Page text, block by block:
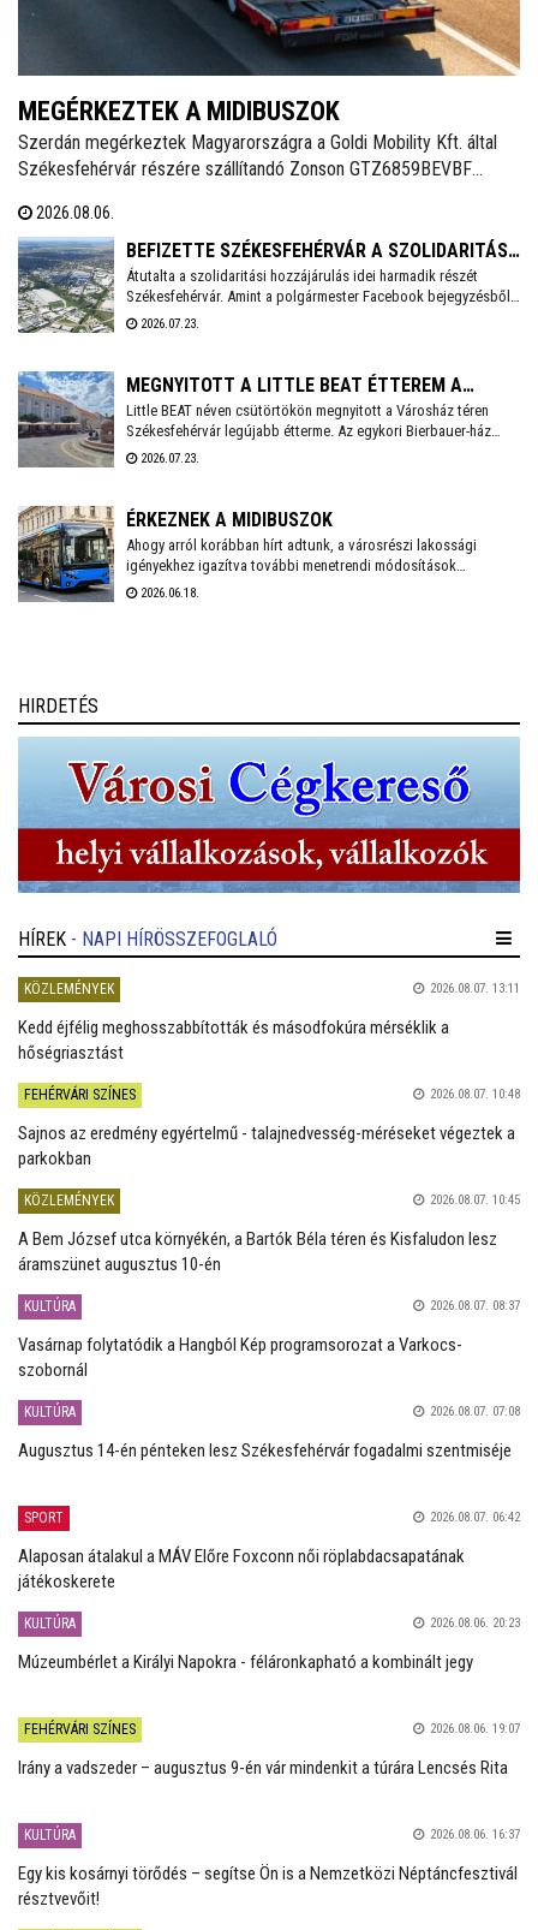
MEGÉRKEZTEK A MIDIBUSZOK
Szerdán megérkeztek Magyarországra a Goldi Mobility Kft. által
Székesfehérvár részére szállítandó Zonson GTZ6859BEVBF
hosszú járműveket nettó 126,23 millió forintos darabonkénti
vételáron szerzi be Székesfehérvár.
2026.08.06.
BEFIZETTE SZÉKESFEHÉRVÁR A SZOLIDARITÁSI
HOZZÁJÁRULÁS AKTUÁLIS RÉSZLETÉT
Átutalta a szolidaritási hozzájárulás idei harmadik részét
Székesfehérvár. Amint a polgármester Facebook bejegyzésből
kiderül, idén még 3,6 milliárd forintot kell befizetnie a városnak.
2026.07.23.
MEGNYITOTT A LITTLE BEAT ÉTTEREM A
VÁROSHÁZ TÉREN
Little BEAT néven csütörtökön megnyitott a Városház téren
Székesfehérvár legújabb étterme. Az egykori Bierbauer-ház
helyén 2010 óta a Pátria étterem működött egészen tavaly év
Kft. nyerte, mely többek között a Beat éttermet is évek óta nagy
2026.07.23.
ÉRKEZNEK A MIDIBUSZOK
Ahogy arról korábban hírt adtunk, a városrészi lakossági
igényekhez igazítva további menetrendi módosítások
várhatóak Székesfehérvár helyi közösségi közlekedésében.
2026.06.18.
HIRDETÉS
HÍREK - NAPI HÍRÖSSZEFOGLALÓ
KÖZLEMÉNYEK 2026.08.07. 13:11
Kedd éjfélig meghosszabbították és másodfokúra mérséklik a
hőségriasztást
FEHÉRVÁRI SZÍNES 2026.08.07. 10:48
Sajnos az eredmény egyértelmű - talajnedvesség-méréseket végeztek a
parkokban
KÖZLEMÉNYEK 2026.08.07. 10:45
A Bem József utca környékén, a Bartók Béla téren és Kisfaludon lesz
áramszünet augusztus 10-én
KULTÚRA 2026.08.07. 08:37
Vasárnap folytatódik a Hangból Kép programsorozat a Varkocs-
szobornál
KULTÚRA 2026.08.07. 07:08
Augusztus 14-én pénteken lesz Székesfehérvár fogadalmi szentmiséje
SPORT 2026.08.07. 06:42
Alaposan átalakul a MÁV Előre Foxconn női röplabdacsapatának
játékoskerete
KULTÚRA 2026.08.06. 20:23
Múzeumbérlet a Királyi Napokra - féláronkapható a kombinált jegy
FEHÉRVÁRI SZÍNES 2026.08.06. 19:07
Irány a vadszeder – augusztus 9-én vár mindenkit a túrára Lencsés Rita
KULTÚRA 2026.08.06. 16:37
Egy kis kosárnyi törődés – segítse Ön is a Nemzetközi Néptáncfesztivál
résztvevőit!